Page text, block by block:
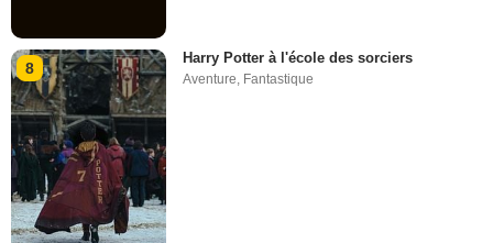
8
Harry Potter à l'école des sorciers
Aventure, Fantastique